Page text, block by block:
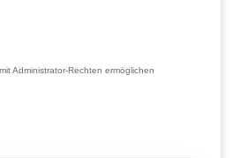
Administrator-Rechten ermöglichen